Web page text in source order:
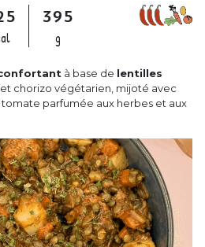
395
g
à base de lentilles
chorizo végétarien, mijoté avec
parfumée aux herbes et aux